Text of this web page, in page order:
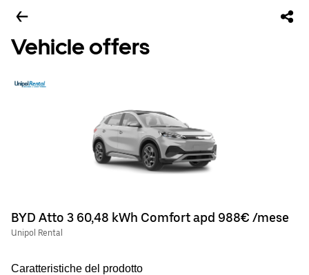
Vehicle offers
BYD Atto 3 60,48 kWh Comfort apd 988€ /mese
Unipol Rental
Caratteristiche del prodotto